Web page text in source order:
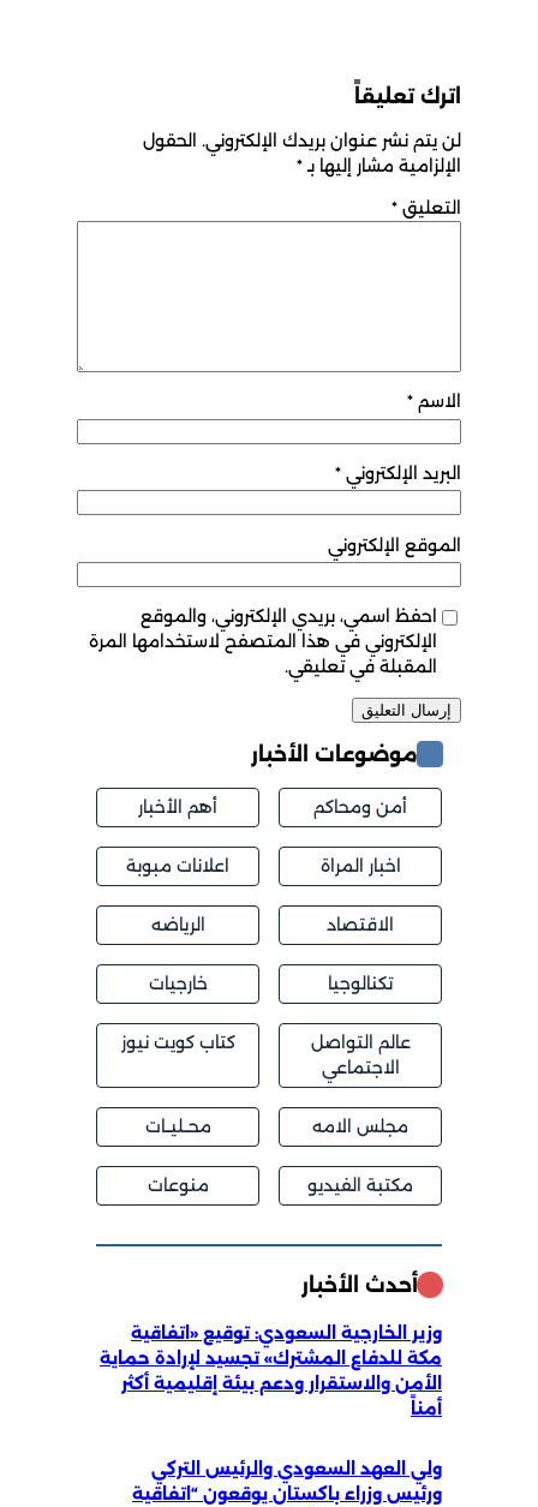
اترك تعليقاً
لن يتم نشر عنوان بريدك الإلكتروني. الحقول
الإلزامية مشار إليها بـ*
التعليق *
الاسم *
البريد الإلكتروني *
الموقع الإلكتروني
احفظ اسمي، بريدي الإلكتروني، والموقع
الإلكتروني في هذا المتصفح لاستخدامها المرة
المقبلة في تعليقي.
موضوعات الأخبار
أمن ومحاكم أهم الأخبار
اخبار المراة اعلانات مبوبة
الاقتصاد الرياضه
تكنالوجيا خارجيات
عالم التواصل
الاجتماعي
كتاب كويت نيوز
مجلس الامه محــليــات
مكتبة الفيديو منوعات
أحدث الأخبار
وزير الخارجية السعودي: توقيع «اتفاقية
مكة للدفاع المشترك» تجسيد لإرادة حماية
الأمن والاستقرار ودعم بيئة إقليمية أكثر
أمناً
ولي العهد السعودي والرئيس التركي
ورئيس وزراء باكستان يوقعون “اتفاقية